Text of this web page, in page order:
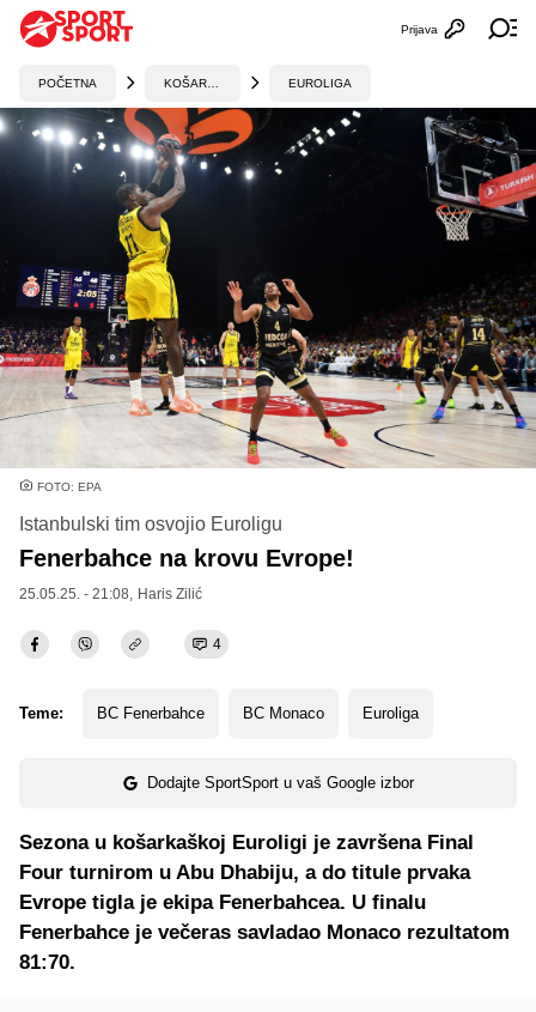
Otvori
Prijava
POČETNA EUROLIGA
FOTO: EPA
Istanbulski tim osvojio Euroligu
Fenerbahce na krovu Evrope!
25.05.25. - 21:08, Haris Zilić
4
Teme: BC Fenerbahce BC Monaco Euroliga
Dodajte SportSport u vaš Google izbor
Sezona u košarkaškoj Euroligi je završena Final
Four turnirom u Abu Dhabiju, a do titule prvaka
Evrope tigla je ekipa Fenerbahcea. U finalu
Fenerbahce je večeras savladao Monaco rezultatom
81:70.